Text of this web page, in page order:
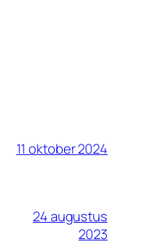
11 oktober 2024
24 augustus
2023